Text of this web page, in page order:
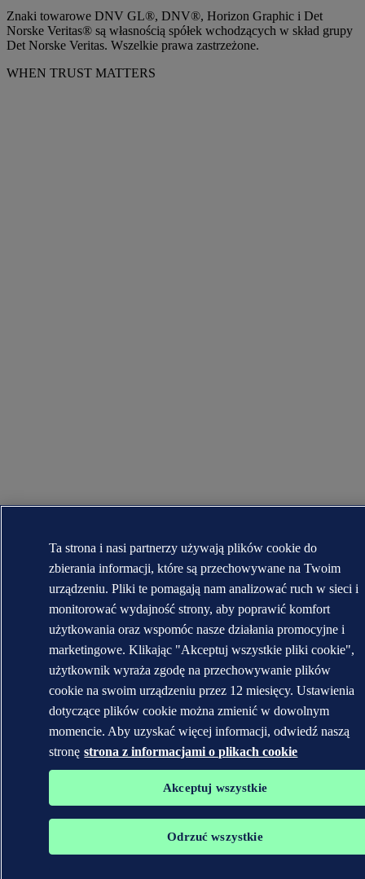
Znaki towarowe DNV GL®, DNV®, Horizon Graphic i Det
Norske Veritas® są własnością spółek wchodzących w skład grupy
Det Norske Veritas. Wszelkie prawa zastrzeżone.
WHEN TRUST MATTERS
Ta strona i nasi partnerzy używają plików cookie do
zbierania informacji, które są przechowywane na Twoim
urządzeniu. Pliki te pomagają nam analizować ruch w sieci i
monitorować wydajność strony, aby poprawić komfort
użytkowania oraz wspomóc nasze działania promocyjne i
marketingowe. Klikając "Akceptuj wszystkie pliki cookie",
użytkownik wyraża zgodę na przechowywanie plików
cookie na swoim urządzeniu przez 12 miesięcy. Ustawienia
dotyczące plików cookie można zmienić w dowolnym
momencie. Aby uzyskać więcej informacji, odwiedź naszą
stronę strona z informacjami o plikach cookie
Akceptuj wszystkie
Odrzuć wszystkie